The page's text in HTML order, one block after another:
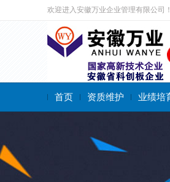
欢迎进入安徽万业企业管理有限公司！
首页 资质维护 业绩培
搜索关键字： 施工总承包资质